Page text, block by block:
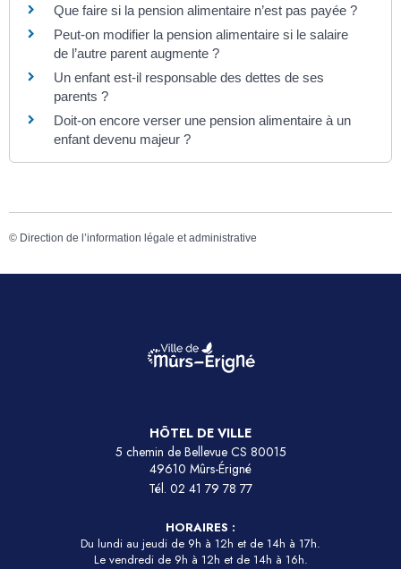
Que faire si la pension alimentaire n’est pas payée ?
Peut-on modifier la pension alimentaire si le salaire
de l’autre parent augmente ?
Un enfant est-il responsable des dettes de ses
parents ?
Doit-on encore verser une pension alimentaire à un
enfant devenu majeur ?
© Direction de l’information légale et administrative
HÔTEL DE VILLE
5 chemin de Bellevue CS 80015
49610 Mûrs-Érigné
Tél. 02 41 79 78 77
HORAIRES :
Du lundi au jeudi de 9h à 12h et de 14h à 17h.
Le vendredi de 9h à 12h et de 14h à 16h.